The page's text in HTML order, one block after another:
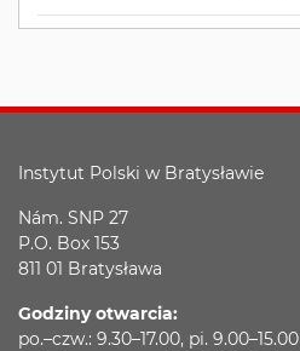
Instytut Polski w Bratysławie
Nám. SNP 27
P.O. Box 153
811 01 Bratysława
Godziny otwarcia:
po.–czw.: 9.30–17.00, pi. 9.00–15.00